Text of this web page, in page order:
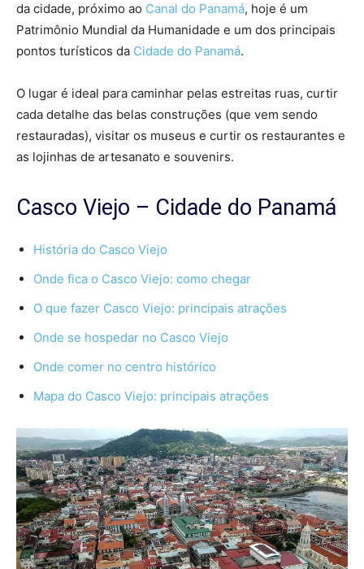
da cidade, próximo ao Canal do Panamá, hoje é um
Patrimônio Mundial da Humanidade e um dos principais
pontos turísticos da Cidade do Panamá.
O lugar é ideal para caminhar pelas estreitas ruas, curtir
cada detalhe das belas construções (que vem sendo
restauradas), visitar os museus e curtir os restaurantes e
as lojinhas de artesanato e souvenirs.
Casco Viejo – Cidade do Panamá
História do Casco Viejo
Onde fica o Casco Viejo: como chegar
O que fazer Casco Viejo: principais atrações
Onde se hospedar no Casco Viejo
Onde comer no centro histórico
Mapa do Casco Viejo: principais atrações